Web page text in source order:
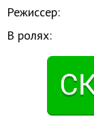
Режиссер:
В ролях: